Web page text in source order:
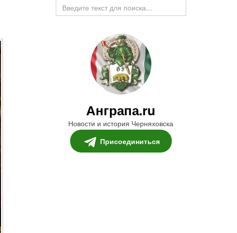
Искать...
Анграпа.ru
Новости и история Черняховска
Присоединиться